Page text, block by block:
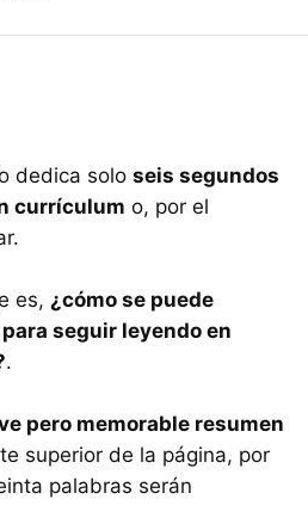
dedica solo seis segundos
currículum o, por el
es, ¿cómo se puede
seguir leyendo en
.
pero memorable resumen
superior de la página, por
palabras serán